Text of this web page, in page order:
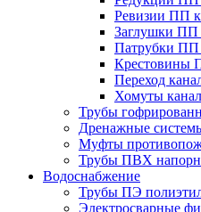
Ревизии ПП
Заглушки ПП
Патрубки ПП
Крестовины
Переход
Хомуты
Трубы
Дренажные
Муфты
Трубы ПВХ
Водоснабжение
Трубы ПЭ
Электросварные